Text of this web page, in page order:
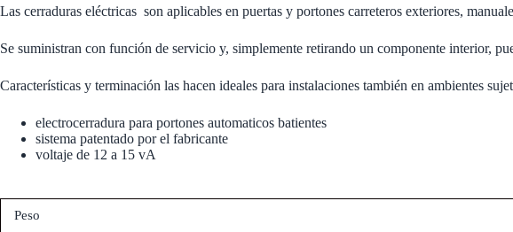
Las cerraduras eléctricas son aplicables en puertas y portones carreteros exteriores,
Se suministran con función de servicio y, simplemente retirando un componente interior,
Características y terminación las hacen ideales para instalaciones también en ambientes
electrocerradura para portones automaticos batientes
sistema patentado por el fabricante
voltaje de 12 a 15 vA
Peso